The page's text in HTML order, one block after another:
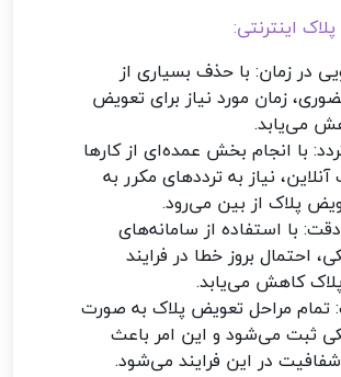
اینترنتی:
در زمان: با حذف بسیاری از
زمان مورد نیاز برای تعویض
می‌یابد.
با انجام بخش عمده‌ای از کارها
نیاز به ترددهای مکرر به
پلاک از بین می‌رود.
با استفاده از سامانه‌های
احتمال بروز خطا در فرایند
کاهش می‌یابد.
تمام مراحل تعویض پلاک به صورت
ثبت می‌شود و این امر باعث
در این فرایند می‌شود.